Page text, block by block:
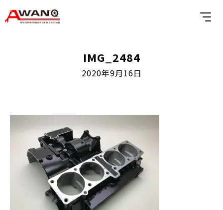
IMG_2484
2020年9月16日